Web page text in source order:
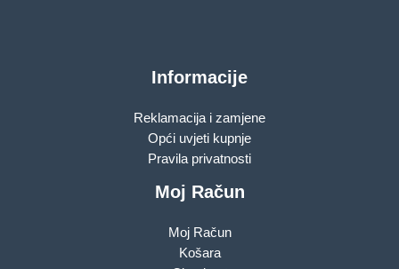
Informacije
Reklamacija i zamjene
Opći uvjeti kupnje
Pravila privatnosti
Moj Račun
Moj Račun
Košara